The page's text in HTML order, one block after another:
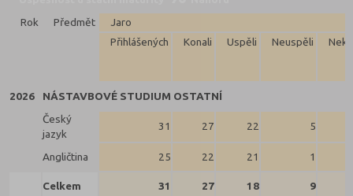
Rok
Předmět
Jaro
Přihlášených
Konali Uspěli Neuspěli
2026
NÁSTAVBOVÉ STUDIUM OSTATNÍ
Český
jazyk
31 27 22 5
Angličtina 25 22 21 1
Celkem 31 27 18 9